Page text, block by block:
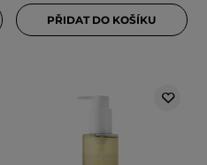
PŘIDAT DO KOŠÍKU